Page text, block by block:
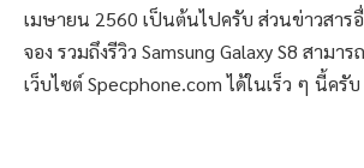
เมษายน 2560 เป็นต้นไปครับ ส่วนข่าวสาร
จอง รวมถึงรีวิว Samsung Galaxy S8 สามา
เว็บไซต์ Specphone.com ได้ในเร็ว ๆ นี้ครับ